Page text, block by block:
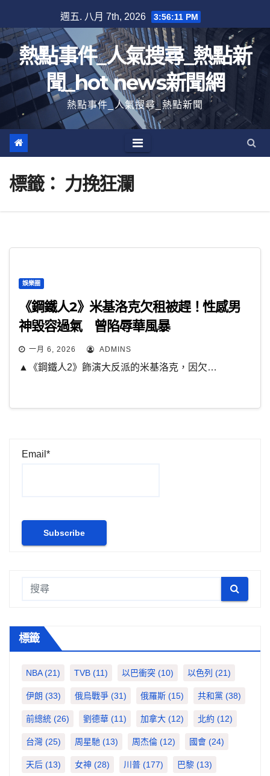
至
內
容
週五. 八月 7th, 2026 3:56:11 PM
熱點事件_人氣搜尋_熱點新
聞_hot news新聞網
熱點事件_人氣搜尋_熱點新聞
標籤： 力挽狂瀾
娛樂圈
《鋼鐵人2》米基洛克欠租被趕！性感男
神毀容過氣 曾陷辱華風暴
一月 6, 2026 ADMINS
▲《鋼鐵人2》飾演大反派的米基洛克，因欠…
Email*
標籤
NBA(21) TVB (11) 以巴衝突 (10) 以色列 (21)
伊朗 (33) 俄烏戰爭 (31) 俄羅斯 (15) 共和黨 (38)
前總統 (26) 劉德華 (11) 加拿大 (12) 北約 (12)
台灣 (25) 周星馳 (13) 周杰倫 (12) 國會 (24)
天后 (13) 女神 (28) 川普 (177) 巴黎 (13)